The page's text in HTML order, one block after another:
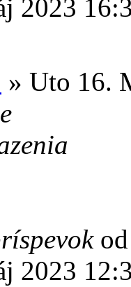
2023
» Uto 16.
2023